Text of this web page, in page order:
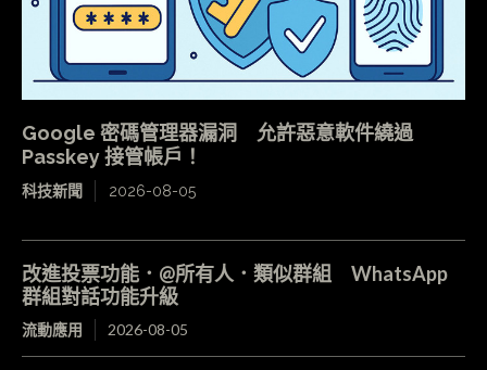
Google 密碼管理器漏洞 允許惡意軟件繞過
Passkey 接管帳戶！
科技新聞 2026-08-05
改進投票功能．@所有人．類似群組 WhatsApp
群組對話功能升級
流動應用 2026-08-05